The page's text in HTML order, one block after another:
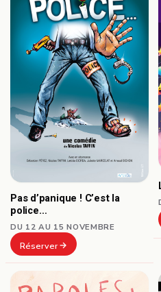
Pas d’panique ! C’est la
police…
DU 12 AU 15 NOVEMBRE
Réserver